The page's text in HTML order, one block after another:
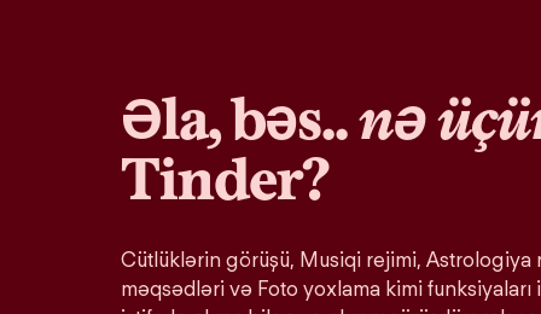
Əla, bəs..nə
Tinder?
Cütlüklərin görüşü, Musiqi rejimi, Astrologiya
məqsədləri və Foto yoxlama kimi funksiyaları